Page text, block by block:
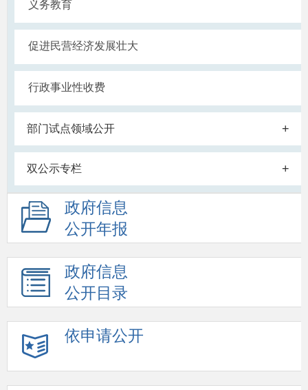
义务教育
促进民营经济发展壮大
行政事业性收费
部门试点领域公开 +
双公示专栏 +
政府信息
公开年报
政府信息
公开目录
依申请公开